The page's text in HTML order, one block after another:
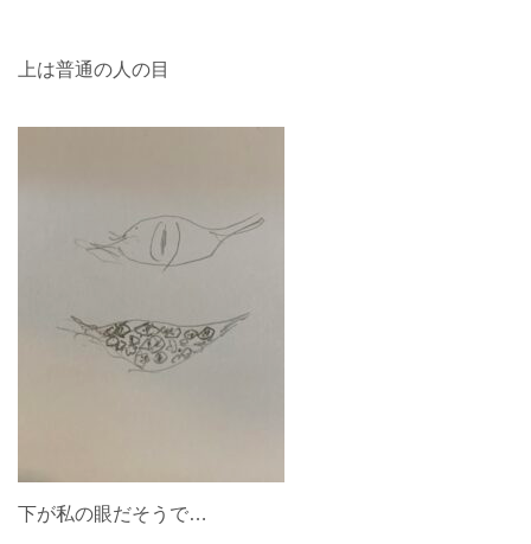
上は普通の人の目
下が私の眼だそうで…